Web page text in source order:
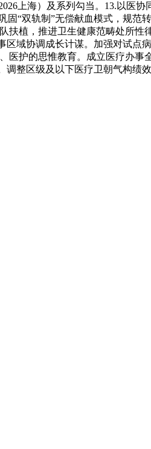
上海）及系列勾当。13.以医
“双轨制”无偿献血模式，规范
植，推进卫生健康范畴处所性
域协调成长计谋。加强对试点
护的思惟教育。成立医疗办事
整区级及以下医疗卫朝气构绩